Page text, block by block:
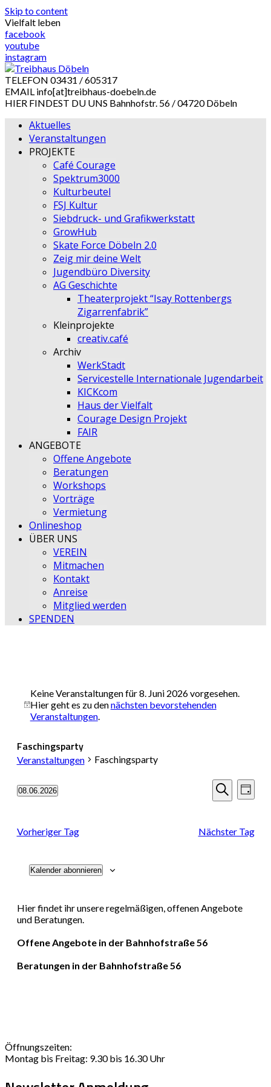
Skip to content
Vielfalt leben
facebook
youtube
instagram
TELEFON 03431 / 605317
EMAIL info[at]treibhaus-doebeln.de
HIER FINDEST DU UNS Bahnhofstr. 56 / 04720 Döbeln
Aktuelles
Veranstaltungen
PROJEKTE
Café Courage
Spektrum3000
Kulturbeutel
FSJ Kultur
Siebdruck- und Grafikwerkstatt
GrowHub
Skate Force Döbeln 2.0
Zeig mir deine Welt
Jugendbüro Diversity
AG Geschichte
Theaterprojekt “Isay Rottenbergs
Zigarrenfabrik”
Kleinprojekte
creativ.café
Archiv
WerkStadt
Servicestelle Internationale Jugendarbeit
KICKcom
Haus der Vielfalt
Courage Design Projekt
FAIR
ANGEBOTE
Offene Angebote
Beratungen
Workshops
Vorträge
Vermietung
Onlineshop
ÜBER UNS
VEREIN
Mitmachen
Kontakt
Anreise
Mitglied werden
SPENDEN
Hinweis
Keine Veranstaltungen für 8. Juni 2026 vorgesehen.
Hier geht es zu dennächsten bevorstehenden
Veranstaltungen.
Faschingsparty
Veranstaltungen Faschingsparty
und
Suche
Tag
08.06.2026
Vorheriger Tag
Nächster Tag
Kalender abonnieren
Hier findet ihr unsere regelmäßigen, offenen Angebote
und Beratungen.
Offene Angebote in der Bahnhofstraße 56
Beratungen in der Bahnhofstraße 56
Öffnungszeiten:
Montag bis Freitag: 9.30 bis 16.30 Uhr